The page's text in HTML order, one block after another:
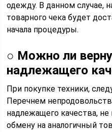
одежду. В данном случае,
товарного чека будет
начала процедуры.
○ Можно ли
надлежащего
При покупке техники,
Перечнем
надлежащего качества,
обмену на аналогичный